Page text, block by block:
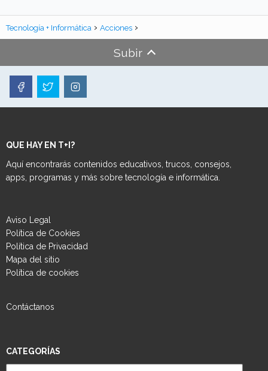
Tecnología + Informática Acciones
Subir
QUE HAY EN T+I?
Aquí encontrarás contenidos educativos, trucos, consejos,
apps, programas y más sobre tecnología e informática.
Aviso Legal
Política de Cookies
Política de Privacidad
Mapa del sitio
Política de cookies
Contáctanos
CATEGORÍAS